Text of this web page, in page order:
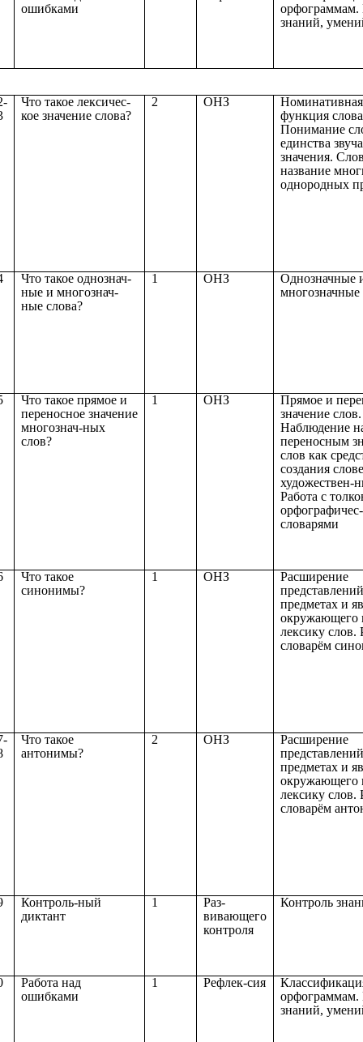
ошибками
орфограммам.
знаний,
Что такое лексичес-
кое значение слова?
2 ОНЗ
функция
Понимание
единства
значения.
название
однородных
Что такое однознач-
ные и многознач-
ные слова?
1 ОНЗ
Однозначные
многозначные
Что такое прямое и
переносное значение
многознач-ных
слов?
1 ОНЗ
Прямое и
значение слов.
Наблюдение
переносным
слов как
создания
художествен-
Работа с
словарями
Что такое
синонимы?
1 ОНЗ
Расширение
предметах и
окружающего
лексику слов.
словарём
Что такое
антонимы?
2 ОНЗ
Расширение
предметах и
окружающего
лексику слов.
словарём
Контроль-ный
диктант
1
Раз-
вивающего
контроля
Контроль
Работа над
ошибками
1 Рефлек-сия
орфограммам.
знаний,